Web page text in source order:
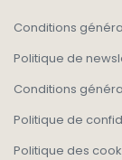
Conditions
Politique de
Conditions
Politique de
Politique des